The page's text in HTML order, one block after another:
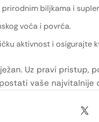
biljkama i
voća i povrća.
aktivnost i osigurajte
Uz pravi pristup,
vaše najvitalnije